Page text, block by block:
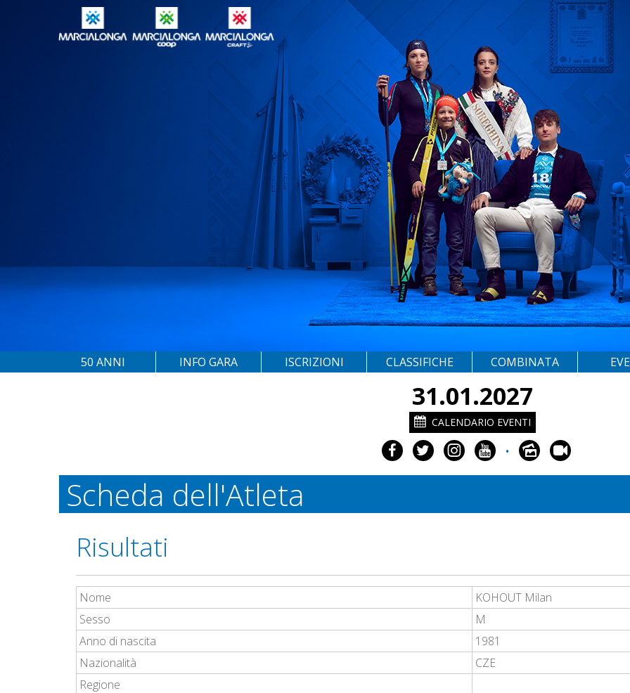
50 ANNI INFO GARA ISCRIZIONI CLASSIFICHE COMBINATA
31.01.2027
CALENDARIO EVENTI
•
Scheda dell'Atleta
Risultati
Nome
KOHOUT Milan
Sesso
M
Anno di nascita
1981
Nazionalità
CZE
Regione